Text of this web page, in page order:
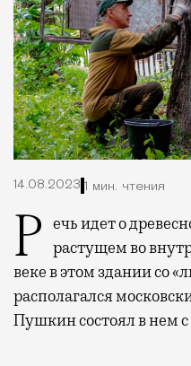
14.08.2023 1 мин. чтения
Речь идет о древесном современнике поэта, растущем во
веке в этом здании со
располагался
Пушкин состоял в нем с